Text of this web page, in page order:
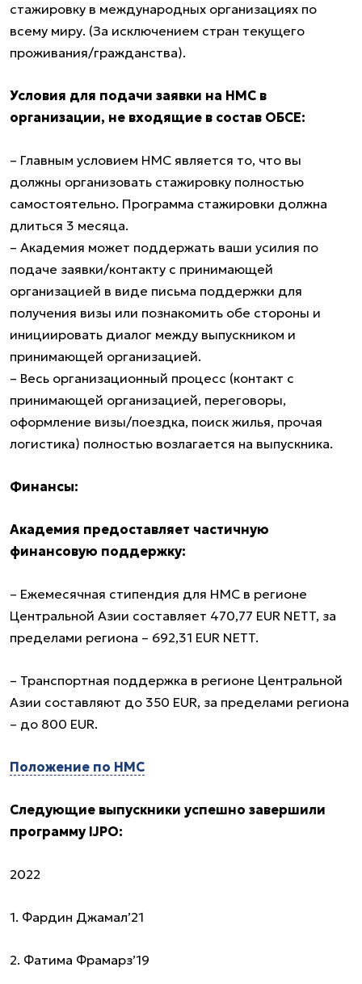
стажировку в международных организациях по
всему миру. (За исключением стран текущего
проживания/гражданства).
Условия для подачи заявки на НМС в
организации, не входящие в состав ОБСЕ:
– Главным условием НМС является то, что вы
должны организовать стажировку полностью
самостоятельно. Программа стажировки должна
длиться 3 месяца.
– Академия может поддержать ваши усилия по
подаче заявки/контакту с принимающей
организацией в виде письма поддержки для
получения визы или познакомить обе стороны и
инициировать диалог между выпускником и
принимающей организацией.
– Весь организационный процесс (контакт с
принимающей организацией, переговоры,
оформление визы/поездка, поиск жилья, прочая
логистика) полностью возлагается на выпускника.
Финансы:
Академия предоставляет частичную
финансовую поддержку:
– Ежемесячная стипендия для НМС в регионе
Центральной Азии составляет 470,77 EUR NETT, за
пределами региона – 692,31 EUR NETT.
– Транспортная поддержка в регионе Центральной
Азии составляют до 350 EUR, за пределами региона
– до 800 EUR.
Положение по НМС
Следующие выпускники успешно завершили
программу IJPO:
2022
1. Фардин Джамал’21
2. Фатима Фрамарз’19